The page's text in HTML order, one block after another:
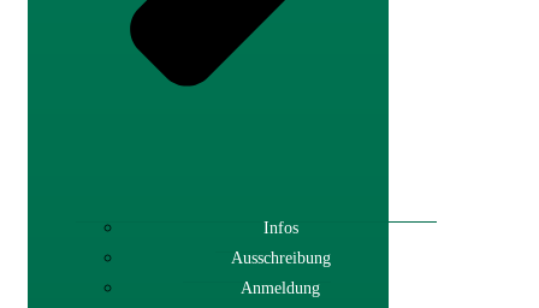
Infos
Ausschreibung
Anmeldung